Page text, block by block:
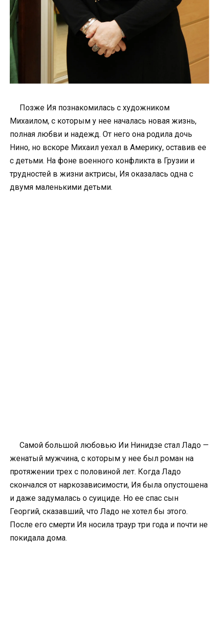
Позже Ия познакомилась с художником
Михаилом, с которым у нее началась новая жизнь,
полная любви и надежд. От него она родила дочь
Нино, но вскоре Михаил уехал в Америку, оставив ее
с детьми. На фоне военного конфликта в Грузии и
трудностей в жизни актрисы, Ия оказалась одна с
двумя маленькими детьми.
Самой большой любовью Ии Нинидзе стал Ладо —
женатый мужчина, с которым у нее был роман на
протяжении трех с половиной лет. Когда Ладо
скончался от наркозависимости, Ия была опустошена
и даже задумалась о суициде. Но ее спас сын
Георгий, сказавший, что Ладо не хотел бы этого.
После его смерти Ия носила траур три года и почти не
покидала дома.